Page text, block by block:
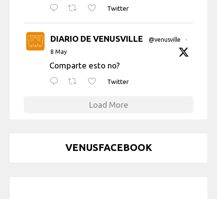
Twitter
DIARIO DE VENUSVILLE @venusville
·
8 May
Comparte esto no?
Twitter
Load More
VENUSFACEBOOK